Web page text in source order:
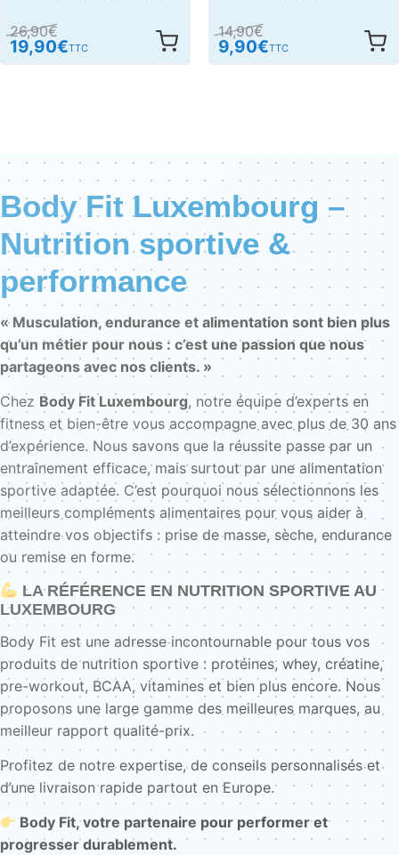
26,90€
19,90€TTC
14,90€
9,90€TTC
Body Fit Luxembourg –
Nutrition sportive &
performance
« Musculation, endurance et alimentation sont bien plus
qu’un métier pour nous : c’est une passion que nous
partageons avec nos clients. »
Chez Body Fit Luxembourg, notre équipe d’experts en
fitness et bien-être vous accompagne avec plus de 30 ans
d’expérience. Nous savons que la réussite passe par un
entraînement efficace, mais surtout par une alimentation
sportive adaptée. C’est pourquoi nous sélectionnons les
meilleurs compléments alimentaires pour vous aider à
atteindre vos objectifs : prise de masse, sèche, endurance
ou remise en forme.
LA RÉFÉRENCE EN NUTRITION SPORTIVE AU
LUXEMBOURG
Body Fit est une adresse incontournable pour tous vos
produits de nutrition sportive : protéines, whey, créatine,
pre-workout, BCAA, vitamines et bien plus encore. Nous
proposons une large gamme des meilleures marques, au
meilleur rapport qualité-prix.
Profitez de notre expertise, de conseils personnalisés et
d’une livraison rapide partout en Europe.
Body Fit, votre partenaire pour performer et
progresser durablement.